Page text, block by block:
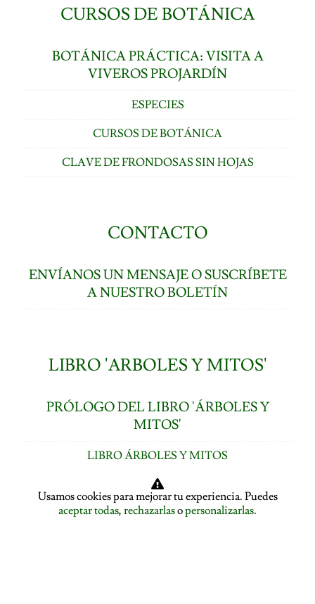
CURSOS DE BOTÁNICA
BOTÁNICA PRÁCTICA: VISITA A
VIVEROS PROJARDÍN
ESPECIES
CURSOS DE BOTÁNICA
CLAVE DE FRONDOSAS SIN HOJAS
CONTACTO
ENVÍANOS UN MENSAJE O SUSCRÍBETE
A NUESTRO BOLETÍN
LIBRO 'ARBOLES Y MITOS'
PRÓLOGO DEL LIBRO 'ÁRBOLES Y
MITOS'
LIBRO ÁRBOLES Y MITOS
ÍNDICE DE CAPÍTULOS
LOS ÁRBOLES HABLAN: ASAMBLEA ARBÓREA
Usamos cookies para mejorar tu experiencia. Puedes
aceptar todas, rechazarlasopersonalizarlas.